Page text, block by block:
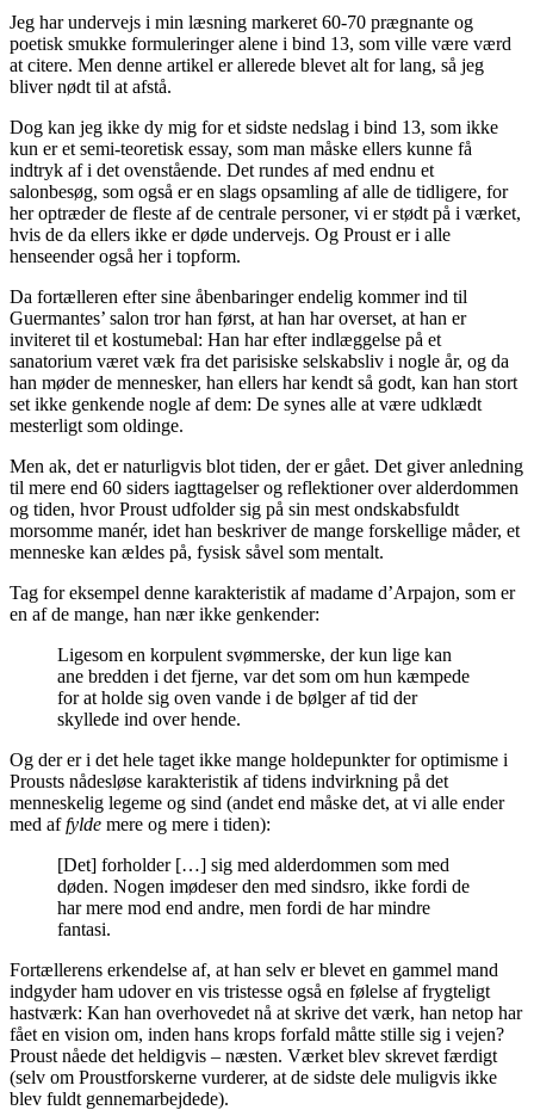
Jeg har undervejs i min læsning markeret 60-70 prægnante og
poetisk smukke formuleringer alene i bind 13, som ville være værd
at citere. Men denne artikel er allerede blevet alt for lang, så jeg
bliver nødt til at afstå.
Dog kan jeg ikke dy mig for et sidste nedslag i bind 13, som ikke
kun er et semi-teoretisk essay, som man måske ellers kunne få
indtryk af i det ovenstående. Det rundes af med endnu et
salonbesøg, som også er en slags opsamling af alle de tidligere, for
her optræder de fleste af de centrale personer, vi er stødt på i værket,
hvis de da ellers ikke er døde undervejs. Og Proust er i alle
henseender også her i topform.
Da fortælleren efter sine åbenbaringer endelig kommer ind til
Guermantes’ salon tror han først, at han har overset, at han er
inviteret til et kostumebal: Han har efter indlæggelse på et
sanatorium været væk fra det parisiske selskabsliv i nogle år, og da
han møder de mennesker, han ellers har kendt så godt, kan han stort
set ikke genkende nogle af dem: De synes alle at være udklædt
mesterligt som oldinge.
Men ak, det er naturligvis blot tiden, der er gået. Det giver anledning
til mere end 60 siders iagttagelser og reflektioner over alderdommen
og tiden, hvor Proust udfolder sig på sin mest ondskabsfuldt
morsomme manér, idet han beskriver de mange forskellige måder, et
menneske kan ældes på, fysisk såvel som mentalt.
Tag for eksempel denne karakteristik af madame d’Arpajon, som er
en af de mange, han nær ikke genkender:
Ligesom en korpulent svømmerske, der kun lige kan
ane bredden i det fjerne, var det som om hun kæmpede
for at holde sig oven vande i de bølger af tid der
skyllede ind over hende.
Og der er i det hele taget ikke mange holdepunkter for optimisme i
Prousts nådesløse karakteristik af tidens indvirkning på det
menneskelig legeme og sind (andet end måske det, at vi alle ender
med affylde mere og mere i tiden):
[Det] forholder […] sig med alderdommen som med
døden. Nogen imødeser den med sindsro, ikke fordi de
har mere mod end andre, men fordi de har mindre
fantasi.
Fortællerens erkendelse af, at han selv er blevet en gammel mand
indgyder ham udover en vis tristesse også en følelse af frygteligt
hastværk: Kan han overhovedet nå at skrive det værk, han netop har
fået en vision om, inden hans krops forfald måtte stille sig i vejen?
Proust nåede det heldigvis – næsten. Værket blev skrevet færdigt
(selv om Proustforskerne vurderer, at de sidste dele muligvis ikke
blev fuldt gennemarbejdede).